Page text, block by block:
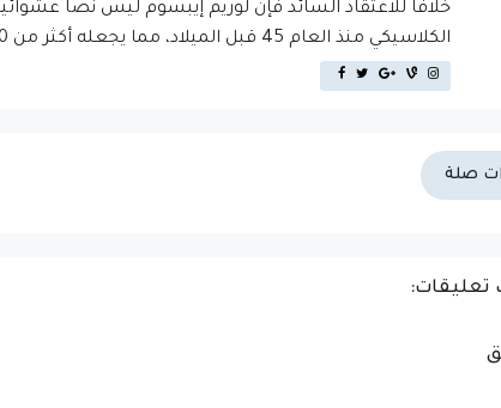
خلافاَ للاعتقاد السائد فإن لوريم إيبسوم ليس نصاَ
الكلاسيكي منذ العام 45 قبل الميلاد، مما يجعله أكثر من 2000 عام في القدم.
صلة